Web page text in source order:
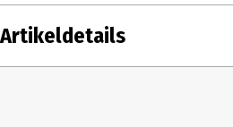
Artikeldetails